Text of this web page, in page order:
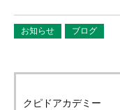
お知らせ ブログ
クピドアカデミー